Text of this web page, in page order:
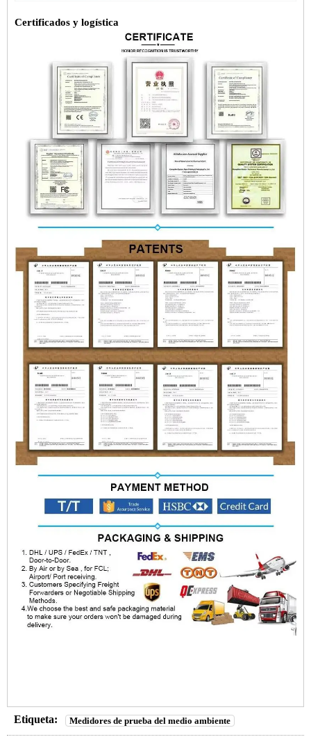
Certificados y logística
Etiqueta: Medidores de prueba del medio ambiente